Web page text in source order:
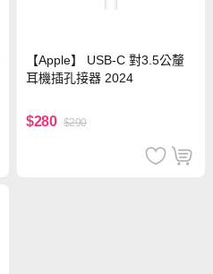
【Apple】 USB-C 對3.5公釐
耳機插孔接器 2024
$280 $290